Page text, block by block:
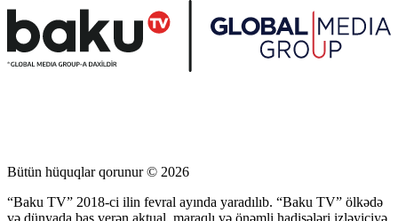
Bütün hüquqlar qorunur © 2026
“Baku TV” 2018-ci ilin fevral ayında yaradılıb. “Baku TV” ölkədə